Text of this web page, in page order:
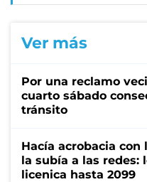
Ver más
Por una reclamo
cuarto sábado
tránsito
Hacía acrobacia
la subía a las redes:
licenica hasta 2099